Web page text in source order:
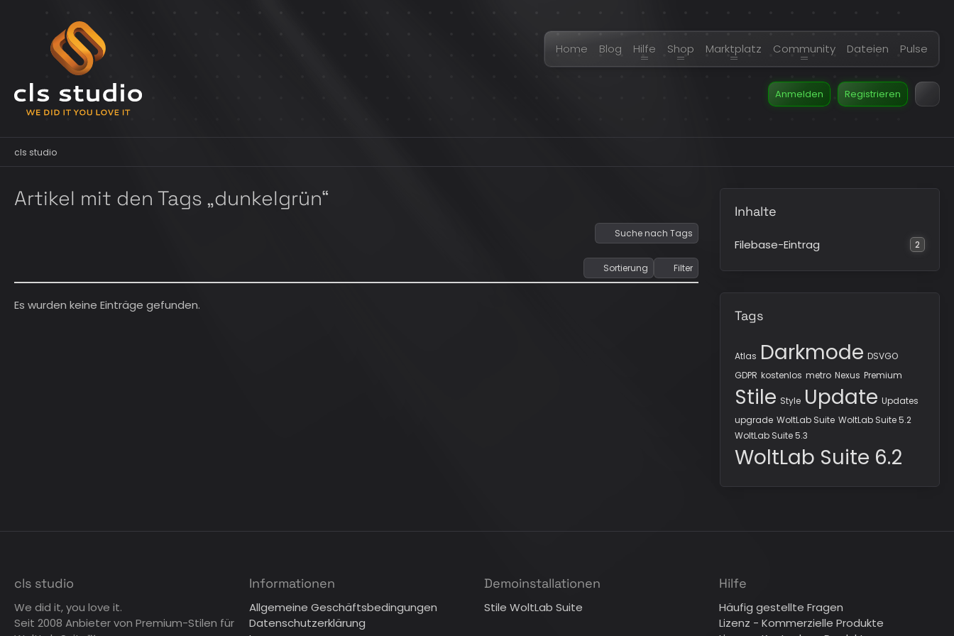
Home Blog Hilfe Shop Marktplatz Community Dateien Pulse
Anmelden Registrieren
cls studio
Artikel mit den Tags „dunkelgrün“
Suche nach Tags
Sortierung Filter
Es wurden keine Einträge gefunden.
Inhalte
Filebase-Eintrag 2
Tags
Atlas Darkmode DSVGO
GDPR kostenlos metro Nexus Premium
Stile Style Update Updates
upgrade WoltLab Suite WoltLab Suite 5.2
WoltLab Suite 5.3
WoltLab Suite 6.2
cls studio
We did it, you love it.
Seit 2008 Anbieter von Premium-Stilen für
Informationen
Allgemeine Geschäftsbedingungen
Datenschutzerklärung
Demoinstallationen
Stile WoltLab Suite
Hilfe
Häufig gestellte Fragen
Lizenz - Kommerzielle Produkte